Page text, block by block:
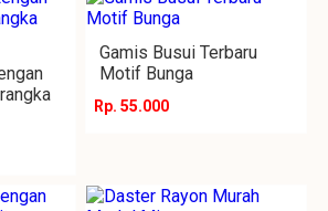
Gamis Busui Terbaru
Motif Bunga
Rp. 55.000